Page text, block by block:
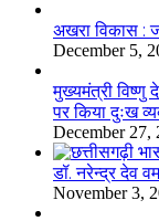
अखरा विकास :
December 5,
मुख्यमंत्री विष्णु
पर किया दुःख
December 27,
डॉ. नरेन्द्र देव
November 3,